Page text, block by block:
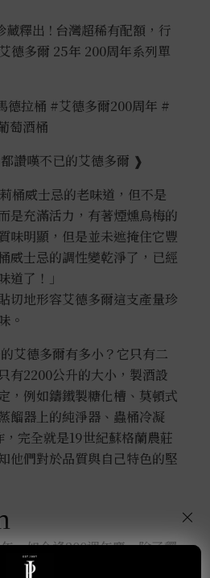
藏釋出 ! 台灣超稀有配額，行
德多爾 25年 200周年系列單
德拉桶 #艾德多爾200周年 #
萄酒桶
都讚嘆不已的艾德多爾 ❱
桶威士忌的老味道，但不是
是充滿活力，有著煙燻烏梅的
味明顯，但是並未遮掩住它豐
威士忌的調性變乾淨了，已經
道了！」
切地形容艾德多爾這支產量珍
。
艾德多爾有多小？它只有二
有2200公升的大小，製酒設
，例如鑄鐵製糖化槽、莫頓式
餾器上的純淨器、蟲桶冷凝
完全就是19世紀蘇格蘭農莊
他們對於品質與自己特色的堅
，如今逢200週年慶，除了釋
難得一見地推出多款高年份的
×